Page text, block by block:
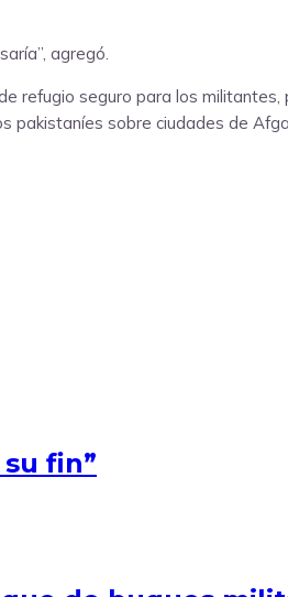
agregó.
refugio seguro para los militantes,
pakistaníes sobre ciudades de
fin”